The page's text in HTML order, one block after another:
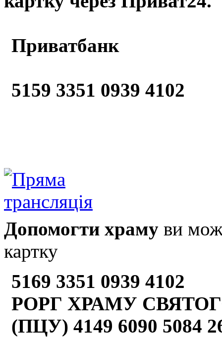
Приватбанк
5159 3351 0939 4102
Допомогти храму ви
картку
5169 3351 0939 4102
РОРГ ХРАМУ
(ПЦУ) 4149 6090 5084